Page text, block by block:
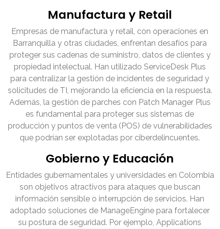
Manufactura y Retail
Empresas de manufactura y retail, con operaciones en
Barranquilla y otras ciudades, enfrentan desafíos para
proteger sus cadenas de suministro, datos de clientes y
propiedad intelectual. Han utilizado ServiceDesk Plus
para centralizar la gestión de incidentes de seguridad y
solicitudes de TI, mejorando la eficiencia en la respuesta.
Además, la gestión de parches con Patch Manager Plus
es fundamental para proteger sus sistemas de
producción y puntos de venta (POS) de vulnerabilidades
que podrían ser explotadas por ciberdelincuentes.
Gobierno y Educación
Entidades gubernamentales y universidades en Colombia
son objetivos atractivos para ataques que buscan
información sensible o interrupción de servicios. Han
adoptado soluciones de ManageEngine para fortalecer
su postura de seguridad. Por ejemplo, Applications